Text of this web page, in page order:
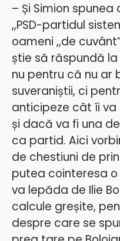
– Și Simion
,,PSD-partidul
oameni ,,de
știe să răspundă
nu pentru că nu ar
suveraniștii, ci
anticipeze cât îi
și dacă va fi una
ca partid. Aici
de chestiuni de
putea cointeresa o
va lepăda de Ilie
calcule greșite,
despre care se